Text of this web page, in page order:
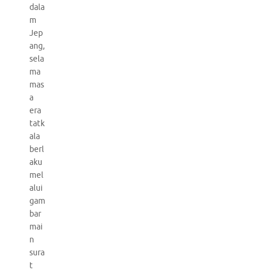
dala
m
Jep
ang,
sela
ma
mas
a
era
tatk
ala
berl
aku
mel
alui
gam
bar
mai
n
sura
t